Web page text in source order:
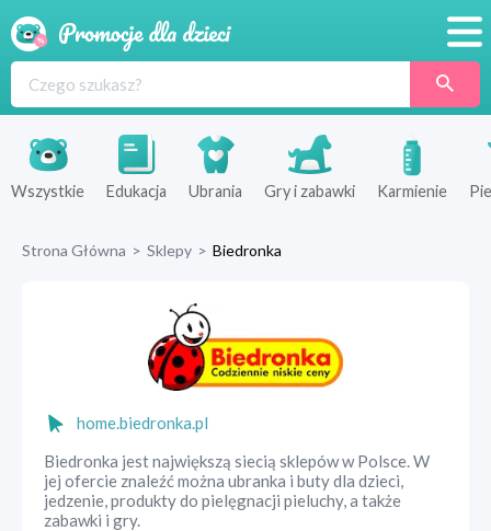
Produkty
Sklepy
Wszystkie Edukacja Ubrania Gry i zabawki Karmienie
Strona Główna > Sklepy > Biedronka
home.biedronka.pl
Biedronka jest największą siecią sklepów w Polsce. W
jej ofercie znaleźć można ubranka i buty dla dzieci,
jedzenie, produkty do pielęgnacji pieluchy, a także
zabawki i gry.